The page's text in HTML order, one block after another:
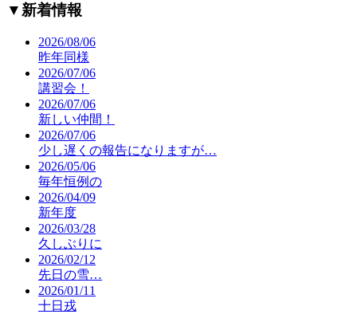
▼ 新着情報
2026/08/06
昨年同様
2026/07/06
講習会！
2026/07/06
新しい仲間！
2026/07/06
少し遅くの報告になりますが…
2026/05/06
毎年恒例の
2026/04/09
新年度
2026/03/28
久しぶりに
2026/02/12
先日の雪…
2026/01/11
十日戎